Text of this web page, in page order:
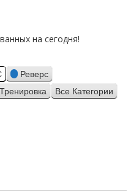
на сегодня!
Реверс
Тренировка Все Категории